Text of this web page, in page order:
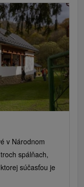
v Národnom
spálňach,
súčasťou je